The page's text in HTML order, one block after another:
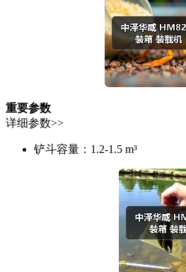
重要参数
详细参数>>
铲斗容量： 1.2-1.5 m³